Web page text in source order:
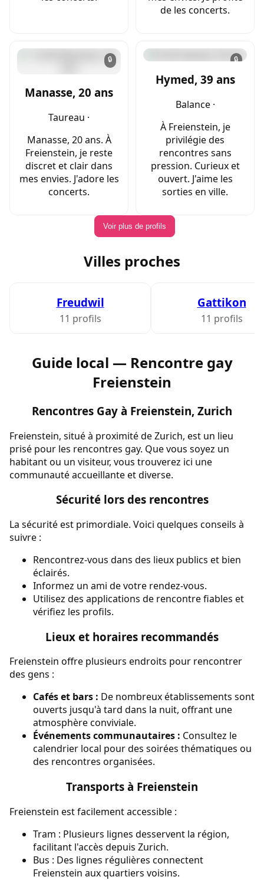
de les concerts.
🔒
Manasse, 20 ans
Taureau ·
Manasse, 20 ans. À
Freienstein, je reste
discret et clair dans
mes envies. J'adore les
concerts.
🔒
Hymed, 39 ans
Balance ·
À Freienstein, je
privilégie des
rencontres sans
pression. Curieux et
ouvert. J'aime les
sorties en ville.
Voir plus de profils
Villes proches
Freudwil
11 profils
Gattikon
11 profils
Guide local — Rencontre gay
Freienstein
Rencontres Gay à Freienstein, Zurich
Freienstein, situé à proximité de Zurich, est un lieu
prisé pour les rencontres gay. Que vous soyez un
habitant ou un visiteur, vous trouverez ici une
communauté accueillante et diverse.
Sécurité lors des rencontres
La sécurité est primordiale. Voici quelques conseils à
suivre :
Rencontrez-vous dans des lieux publics et bien
éclairés.
Informez un ami de votre rendez-vous.
Utilisez des applications de rencontre fiables et
vérifiez les profils.
Lieux et horaires recommandés
Freienstein offre plusieurs endroits pour rencontrer
des gens :
Cafés et bars : De nombreux établissements sont
ouverts jusqu'à tard dans la nuit, offrant une
atmosphère conviviale.
Événements communautaires : Consultez le
calendrier local pour des soirées thématiques ou
des rencontres organisées.
Transports à Freienstein
Freienstein est facilement accessible :
Tram : Plusieurs lignes desservent la région,
facilitant l'accès depuis Zurich.
Bus : Des lignes régulières connectent
Freienstein aux quartiers voisins.